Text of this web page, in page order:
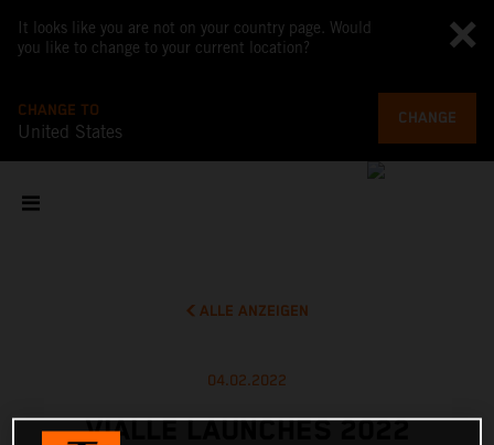
It looks like you are not on your country page. Would
you like to change to your current location?
CHANGE TO
United States
CHANGE
ALLE ANZEIGEN
04.02.2022
VIALLE LAUNCHES 2022